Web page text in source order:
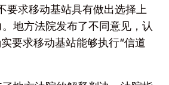
要求移动基站具有做出选择上
地方法院发布了不同意见，认
要求移动基站能够执行“信道